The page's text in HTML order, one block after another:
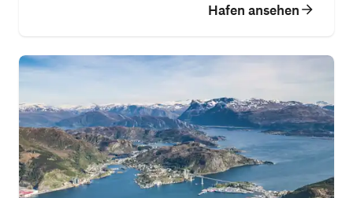
Hafen ansehen